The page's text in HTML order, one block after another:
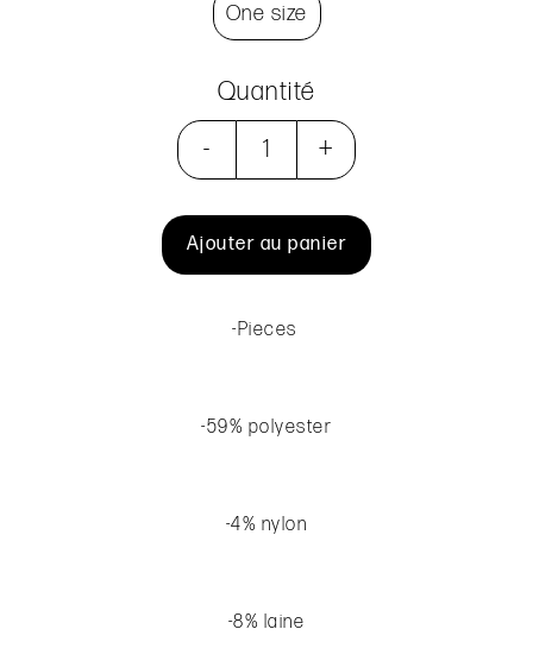
One size
Quantité
- +
Ajouter au panier
-Pieces
-59% polyester
-4% nylon
-8% laine